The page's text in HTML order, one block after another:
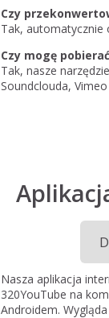
Czy
Tak, automatycznie
Czy mogę
Tak, nasze
Soundclouda,
Nasza aplikacja
320YouTube na
Androidem. Wygląda